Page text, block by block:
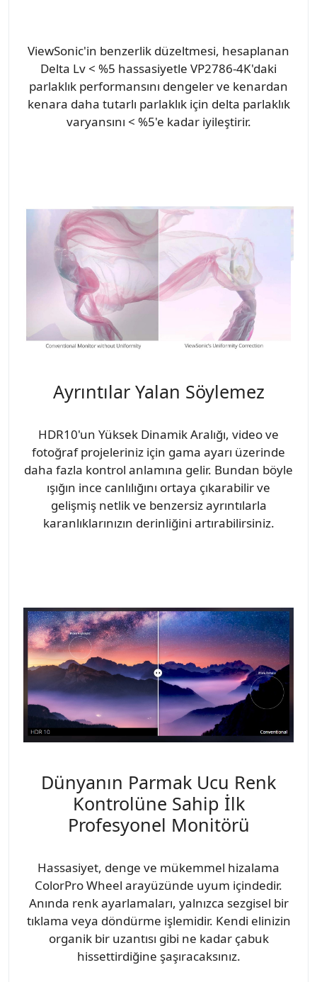
ViewSonic'in benzerlik düzeltmesi, hesaplanan
Delta Lv < %5 hassasiyetle VP2786-4K'daki
parlaklık performansını dengeler ve kenardan
kenara daha tutarlı parlaklık için delta parlaklık
varyansını < %5'e kadar iyileştirir.
Ayrıntılar Yalan Söylemez
HDR10'un Yüksek Dinamik Aralığı, video ve
fotoğraf projeleriniz için gama ayarı üzerinde
daha fazla kontrol anlamına gelir. Bundan böyle
ışığın ince canlılığını ortaya çıkarabilir ve
gelişmiş netlik ve benzersiz ayrıntılarla
karanlıklarınızın derinliğini artırabilirsiniz.
Dünyanın Parmak Ucu Renk
Kontrolüne Sahip İlk
Profesyonel Monitörü
Hassasiyet, denge ve mükemmel hizalama
ColorPro Wheel arayüzünde uyum içindedir.
Anında renk ayarlamaları, yalnızca sezgisel bir
tıklama veya döndürme işlemidir. Kendi elinizin
organik bir uzantısı gibi ne kadar çabuk
hissettirdiğine şaşıracaksınız.